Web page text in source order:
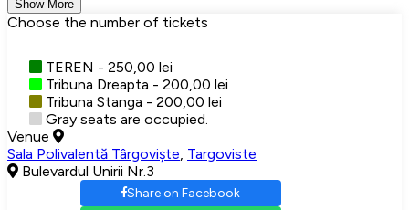
Show More
Choose the number of tickets
TEREN - 250,00 lei
Tribuna Dreapta - 200,00 lei
Tribuna Stanga - 200,00 lei
Gray seats are occupied.
Venue
Sala Polivalentă Târgoviște Targoviste
Bulevardul Unirii Nr.3
Share on Facebook